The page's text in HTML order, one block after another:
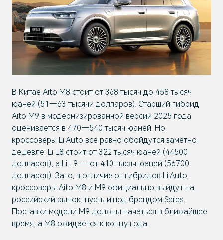
В Китае Aito M8 стоит от 368 тысяч до 458 тысяч
юаней (51—63 тысячи долларов). Старший гибрид
Aito M9 в модернизированной версии 2025 года
оценивается в 470—540 тысяч юаней. Но
кроссоверы Li Auto все равно обойдутся заметно
дешевле: Li L8 стоит от 322 тысяч юаней (44500
долларов), а Li L9 — от 410 тысяч юаней (56700
долларов). Зато, в отличие от гибридов Li Auto,
кроссоверы Aito M8 и M9 официально выйдут на
российский рынок, пусть и под брендом Seres.
Поставки модели M9 должны начаться в ближайшее
время, а M8 ожидается к концу года.